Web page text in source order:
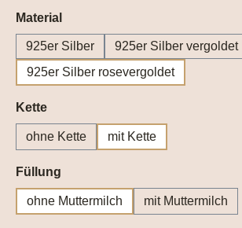
Materialauswählen
925er Silber
925er Silber vergoldet
925er Silber rosevergoldet
Ketteauswählen
ohne Kette mit Kette
Füllung
ohne Muttermilch mit Muttermilch